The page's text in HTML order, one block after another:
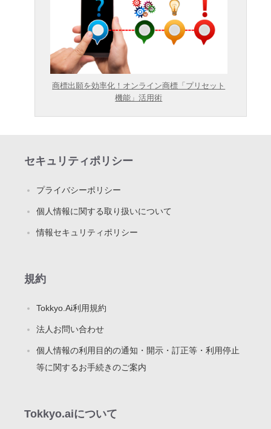
商標出願を効率化！オンライン商標「プリセット
機能」活用術
セキュリティポリシー
プライバシーポリシー
個人情報に関する取り扱いについて
情報セキュリティポリシー
規約
Tokkyo.Ai利用規約
法人お問い合わせ
個人情報の利用目的の通知・開示・訂正等・利用停止
等に関するお手続きのご案内
Tokkyo.aiについて